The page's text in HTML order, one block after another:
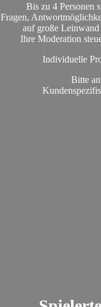
Bis zu 4 Personen
Fragen,
auf große Leinwand
Ihre Moderation
Individuelle
Bitte